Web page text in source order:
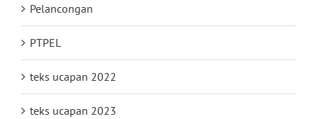
Pelancongan
PTPEL
teks ucapan 2022
teks ucapan 2023